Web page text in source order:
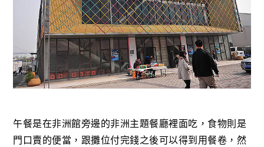
午餐是在非洲館旁邊的非洲主題餐廳裡面吃，食物則是
門口賣的便當，跟攤位付完錢之後可以得到用餐卷，然